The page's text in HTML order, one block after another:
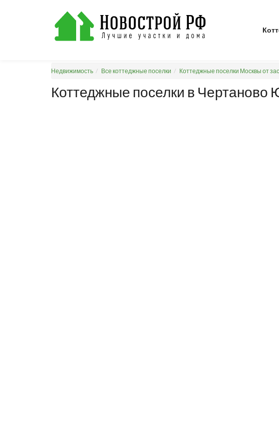
Недвижимость Все коттеджные поселки Коттеджные поселки Москвы от
Коттеджные поселки в Чертаново